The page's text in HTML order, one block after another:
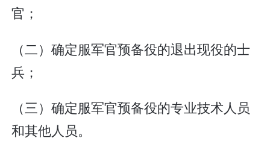
官；
（二）确定服军官预备役的退出现役的士
兵；
（三）确定服军官预备役的专业技术人员
和其他人员。